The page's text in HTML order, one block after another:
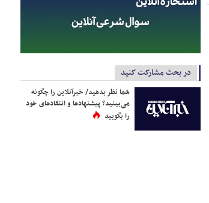
در بحث مشارکت کنید
شما نظر بدهید/ خبرآنلاین را چگونه
می‌بینید؟ پیشنهادها و انتقادهای خود
را بگویید